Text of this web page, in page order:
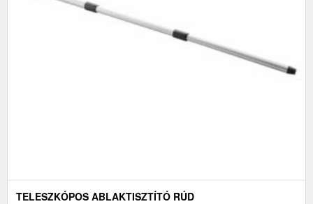
TELESZKÓPOS ABLAKTISZTÍTÓ RÚD